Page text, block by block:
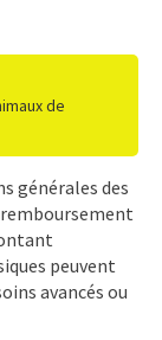
de
générales des
peuvent
avancés ou